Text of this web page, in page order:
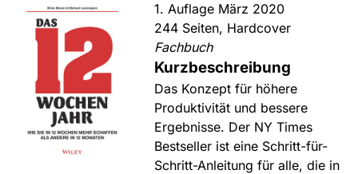
1. Auflage März 2020
244 Seiten, Hardcover
Fachbuch
Kurzbeschreibung
Das Konzept für höhere
Produktivität und bessere
Ergebnisse. Der NY Times
Bestseller ist eine Schritt-für-
Schritt-Anleitung für alle, die in